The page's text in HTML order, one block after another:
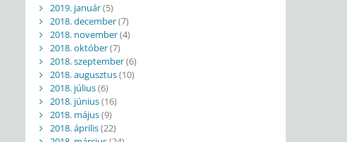
2019. január(5)
2018. december(7)
2018. november(4)
2018. október(7)
2018. szeptember(6)
2018. augusztus(10)
2018. július(6)
2018. június(16)
2018. május(9)
2018. április(22)